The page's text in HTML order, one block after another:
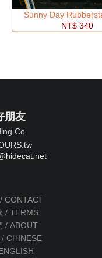
Sunny Day
NT$ 340
朋友
Co.
hidecat.net
CONTACT
/ TERMS
/ ABOUT
CHINESE